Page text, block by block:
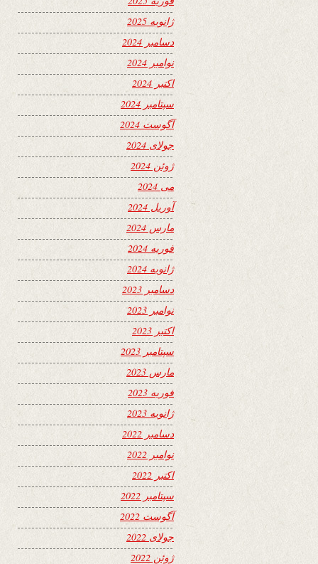
ژانویه 2025
دسامبر 2024
نوامبر 2024
اکتبر 2024
سپتامبر 2024
آگوست 2024
جولای 2024
ژوئن 2024
می 2024
آوریل 2024
مارس 2024
فوریه 2024
ژانویه 2024
دسامبر 2023
نوامبر 2023
اکتبر 2023
سپتامبر 2023
مارس 2023
فوریه 2023
ژانویه 2023
دسامبر 2022
نوامبر 2022
اکتبر 2022
سپتامبر 2022
آگوست 2022
جولای 2022
ژوئن 2022